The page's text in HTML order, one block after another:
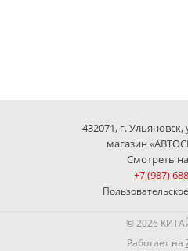
432071, г.
магазин
Смотреть
+7 (987)
© 2026
Работает на